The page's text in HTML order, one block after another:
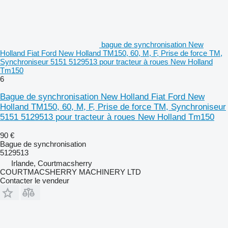
bague de synchronisation New
Holland Fiat Ford New Holland TM150, 60, M, F, Prise de force TM,
Synchroniseur 5151 5129513 pour tracteur à roues New Holland
Tm150
6
Bague de synchronisation New Holland Fiat Ford New
Holland TM150, 60, M, F, Prise de force TM, Synchroniseur
5151 5129513 pour tracteur à roues New Holland Tm150
90 €
Bague de synchronisation
5129513
Irlande, Courtmacsherry
COURTMACSHERRY MACHINERY LTD
Contacter le vendeur